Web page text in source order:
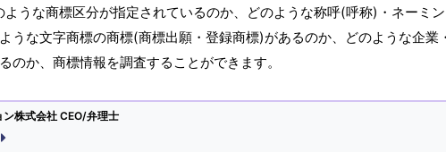
うな商標区分が指定されているのか、どのような称呼(呼称)・ネーミ
うな文字商標の商標(商標出願・登録商標)があるのか、どのような企業
か、商標情報を調査することができます。
株式会社 CEO/弁理士